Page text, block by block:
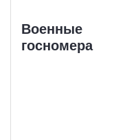
Военные
госномера